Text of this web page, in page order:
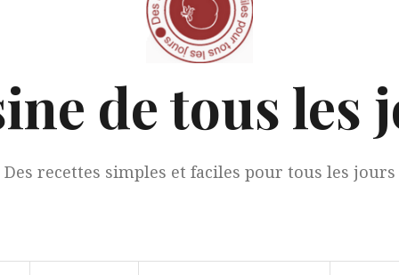
de tous les
Des recettes simples et faciles pour tous les jours